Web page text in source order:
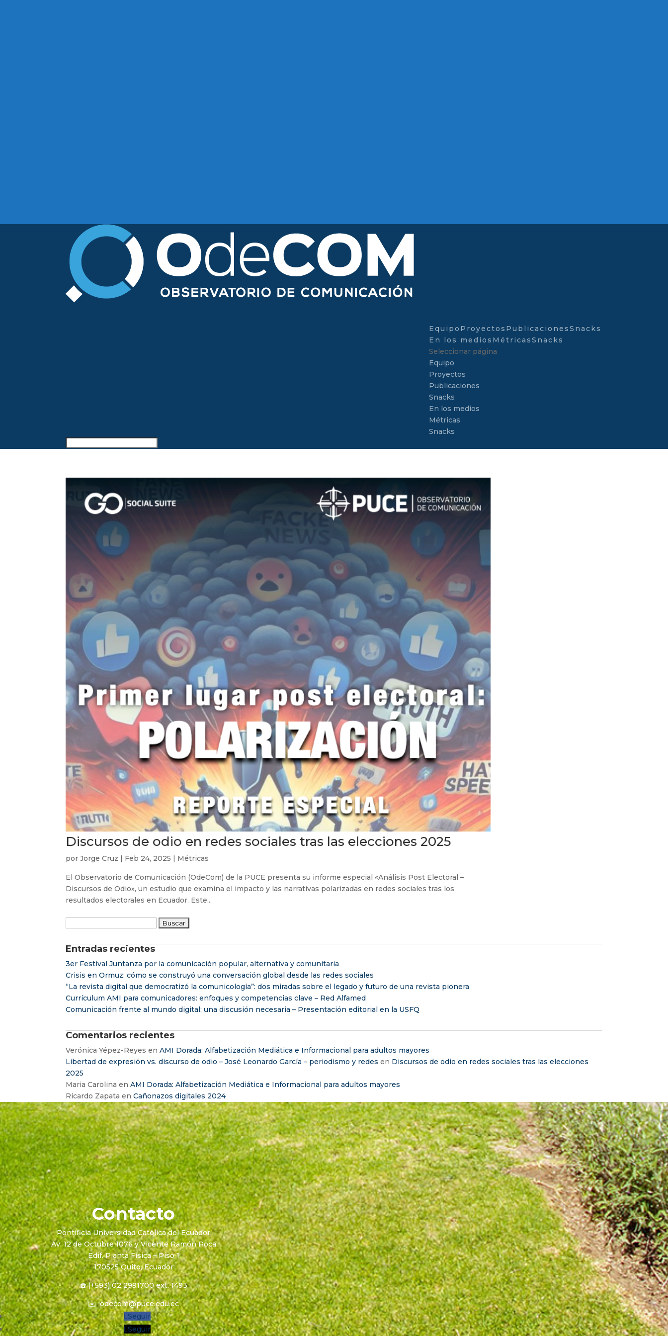
Equipo Proyectos PublicacionesSnacks
En los medios MétricasSnacks
Seleccionar página
Equipo
Proyectos
Publicaciones
Snacks
En los medios
Métricas
Snacks
Discursos de odio en redes sociales tras las elecciones 2025
por Jorge Cruz | Feb 24, 2025 | Métricas
El Observatorio de Comunicación (OdeCom) de la PUCE presenta su informe especial «Análisis Post Electoral –
Discursos de Odio», un estudio que examina el impacto y las narrativas polarizadas en redes sociales tras los
resultados electorales en Ecuador. Este...
Entradas recientes
3er Festival Juntanza por la comunicación popular, alternativa y comunitaria
Crisis en Ormuz: cómo se construyó una conversación global desde las redes sociales
“La revista digital que democratizó la comunicología”: dos miradas sobre el legado y futuro de una revista pionera
Currículum AMI para comunicadores: enfoques y competencias clave – Red Alfamed
Comunicación frente al mundo digital: una discusión necesaria – Presentación editorial en la USFQ
Comentarios recientes
Verónica Yépez-Reyes en AMI Dorada: Alfabetización Mediática e Informacional para adultos mayores
Libertad de expresión vs. discurso de odio – José Leonardo García – periodismo y redes en Discursos de odio en redes sociales tras las elecciones
2025
Maria Carolina en AMI Dorada: Alfabetización Mediática e Informacional para adultos mayores
Ricardo Zapata en Cañonazos digitales 2024
Contacto
Pontificia Universidad Católica del Ecuador
Av. 12 de Octubre 1076 y Vicente Ramón Roca
Edif. Planta Física – Piso 1
170525 Quito, Ecuador
☎️ (+593) 02 2991700 ext. 1493
✉️odecom@puce.edu.ec
Seguir
Seguir